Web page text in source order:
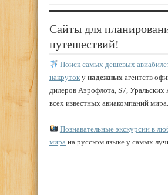
Сайты для
путешествий!
Поиск самых дешевых
накруток у надежных агентств
дилеров Аэрофлота, S7, Уральских
всех известных авиакомпаний мира.
Познавательные экскурсии в
мира на русском языке у самых